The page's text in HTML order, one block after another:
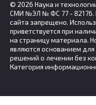
© 2026 Наука и
СМИ №ЭЛ № ФС 77 - 82176.
сайта запрещено.
приветствуется при
на страницу материала.
являются основанием
решений о лечении без
Категория